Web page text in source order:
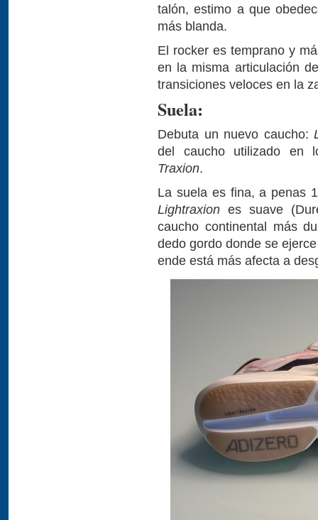
talón, estimo a que
más blanda.
El rocker es temprano y
en la misma articulación
transiciones veloces en la
Suela:
Debuta un nuevo caucho:
del caucho utilizado en
Traxion.
La suela es fina, a penas
Lightraxion es suave
caucho continental más
dedo gordo donde se
ende está más afecta a